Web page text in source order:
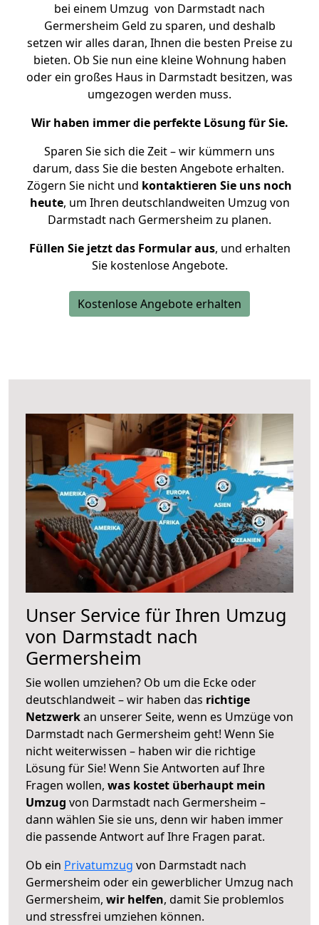
bei einem Umzug von Darmstadt nach
Germersheim Geld zu sparen, und deshalb
setzen wir alles daran, Ihnen die besten Preise zu
bieten. Ob Sie nun eine kleine Wohnung haben
oder ein großes Haus in Darmstadt besitzen, was
umgezogen werden muss.
Wir haben immer die perfekte Lösung für Sie.
Sparen Sie sich die Zeit – wir kümmern uns
darum, dass Sie die besten Angebote erhalten.
Zögern Sie nicht und kontaktieren Sie uns noch
heute, um Ihren deutschlandweiten Umzug von
Darmstadt nach Germersheim zu planen.
Füllen Sie jetzt das Formular aus, und erhalten
Sie kostenlose Angebote.
Kostenlose Angebote erhalten
Unser Service für Ihren Umzug
von Darmstadt nach
Germersheim
Sie wollen umziehen? Ob um die Ecke oder
deutschlandweit – wir haben das richtige
Netzwerkan unserer Seite, wenn es Umzüge von
Darmstadt nach Germersheim geht! Wenn Sie
nicht weiterwissen – haben wir die richtige
Lösung für Sie! Wenn Sie Antworten auf Ihre
Fragen wollen, was kostet überhaupt mein
Umzug von Darmstadt nach Germersheim –
dann wählen Sie sie uns, denn wir haben immer
die passende Antwort auf Ihre Fragen parat.
Ob ein Privatumzug von Darmstadt nach
Germersheim oder ein gewerblicher Umzug nach
Germersheim, wir helfen, damit Sie problemlos
und stressfrei umziehen können.